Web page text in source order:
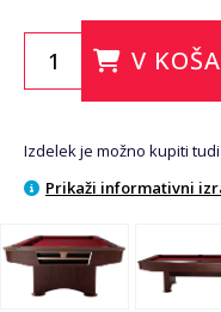
V
Izdelek je možno kupiti
Prikaži informativni